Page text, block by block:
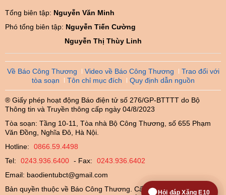
Tổng biên tập: Nguyễn Văn Minh
Phó tổng biên tập: Nguyễn Tiến Cường
Nguyễn Thị Thùy Linh
Về Báo Công Thương Video về Báo Công Thương
Trao đổi với
tòa soạn
Tôn chỉ mục đích Quy định dẫn nguồn
® Giấy phép hoạt động Báo điện tử số 276/GP-BTTTT do Bộ
Thông tin và Truyền thông cấp ngày 04/8/2023
Tòa soạn: Tầng 10-11, Tòa nhà Bộ Công Thương, số 655 Phạm
Văn Đồng, Nghĩa Đô, Hà Nội.
Hotline:
0866.59.4498
Tel:
0243.936.6400 - Fax:
0243.936.6402
Email: baodientubct@gmail.com
Bản quyền thuộc về Báo Công Thương. Cấm sao chép dưới mọi
Hỏi đáp Xăng E10